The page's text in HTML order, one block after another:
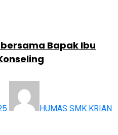
Bapak Ibu
HUMAS SMK KRIAN